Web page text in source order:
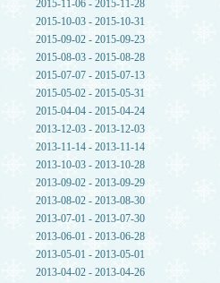
2015-11-06 - 2015-11-28
2015-10-03 - 2015-10-31
2015-09-02 - 2015-09-23
2015-08-03 - 2015-08-28
2015-07-07 - 2015-07-13
2015-05-02 - 2015-05-31
2015-04-04 - 2015-04-24
2013-12-03 - 2013-12-03
2013-11-14 - 2013-11-14
2013-10-03 - 2013-10-28
2013-09-02 - 2013-09-29
2013-08-02 - 2013-08-30
2013-07-01 - 2013-07-30
2013-06-01 - 2013-06-28
2013-05-01 - 2013-05-01
2013-04-02 - 2013-04-26